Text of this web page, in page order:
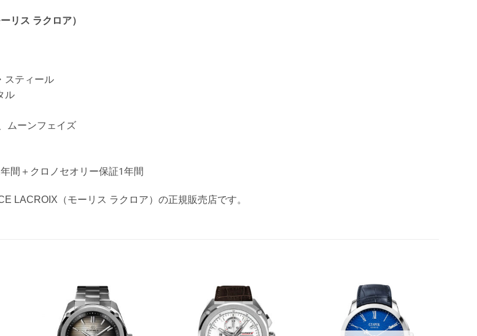
リス ラクロア）
スティール
ル
ムーンフェイズ
間＋クロノセオリー保証1年間
LACROIX（モーリス ラクロア）の正規販売店です。